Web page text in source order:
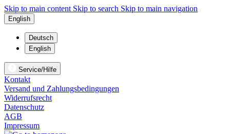
Skip to main content Skip to search Skip to main navigation
English
Deutsch
English
Service/Hilfe
Kontakt
Versand und Zahlungsbedingungen
Widerrufsrecht
Datenschutz
AGB
Impressum